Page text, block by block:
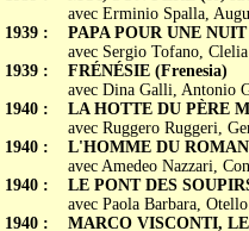
1939 :
1939 :
1940 :
1940 :
1940 :
1940 :
avec Erminio Spalla,
PAPA POUR UNE
avec Sergio Tofano,
FRÉNÉSIE (Frenesia)
avec Dina Galli, Antonio
LA HOTTE DU PÈRE
avec Ruggero Ruggeri,
L'HOMME DU
avec Amedeo Nazzari,
LE PONT DES
avec Paola Barbara,
MARCO VISCONTI,